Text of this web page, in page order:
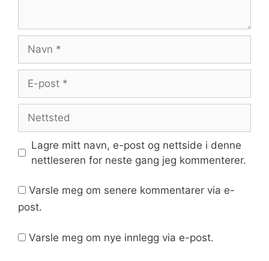
post
Lagre mitt navn, e-post og nettside i denne
nettleseren for neste gang jeg kommenterer.
Varsle meg om senere kommentarer via e-
post.
Varsle meg om nye innlegg via e-post.